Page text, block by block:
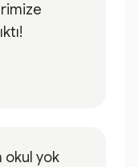
okul yok